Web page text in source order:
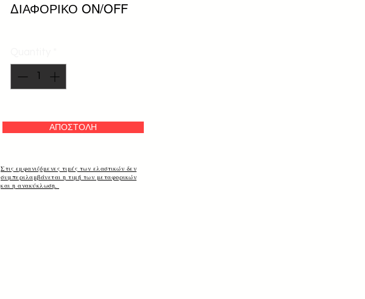
ΔΙΑΦΟΡΙΚΟ ON/OFF
ΑΠΟΣΤΟΛΗ
Στις εμφανιζόμενες τιμές των ελαστικών δεν
συμπεριλαμβάνεται η τιμή των μεταφορικών
και η ανακύκλωση.